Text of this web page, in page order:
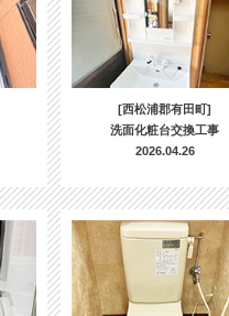
[西松浦郡有田町]
洗面化粧台交換工事
2026.04.26